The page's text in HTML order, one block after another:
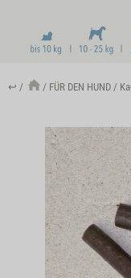
↩ FÜR DEN HUND